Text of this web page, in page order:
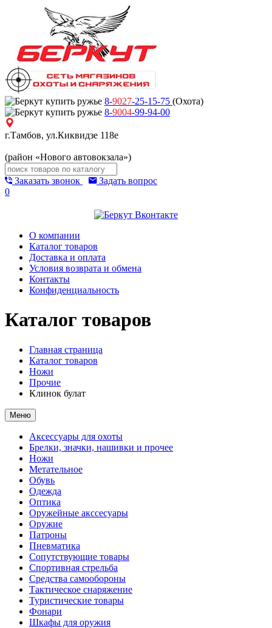
8-9027-25-15-75 (Охота)
8-9004-99-94-00
г.Тамбов, ул.Киквидзе 118е
(район «Нового автовокзала»)
Заказать звонок
Задать вопрос
0
О компании
Каталог товаров
Доставка и оплата
Условия возврата и обмена
Контакты
Конфиденциальность
Каталог товаров
Главная страница
Каталог товаров
Ножи
Прочие
Клинок булат
Меню
Аксессуары для охоты
Брелки, значки, нашивки и прочее
Ножи
Метательное
Обувь
Одежда
Оптика
Оружейные акссесуары
Оружие
Патроны
Пневматика
Сопутствующие товары
Спортивная стрельба
Средства самообороны
Тактическое снаряжение
Туристические товары
Фонари
Шкафы для оружия